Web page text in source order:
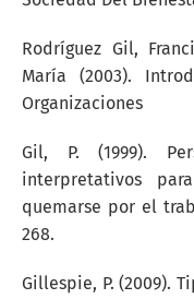
Rodríguez Gil,
María (2003).
Organizaciones
Gil, P. (1999).
interpretativos
quemarse por el
268.
Gillespie, P. (2009).